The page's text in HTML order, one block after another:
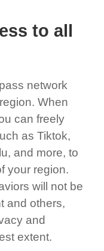
to all
network
When
can freely
as Tiktok,
and more, to
your region.
will not be
and others,
and
extent.